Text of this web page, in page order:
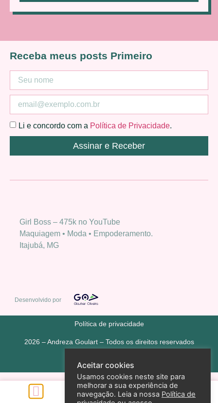
Girl Boss – 475k no YouTube
Maquiagem • Moda • Empoderamento.
Itajubá, MG
Receba meus posts Primeiro
Li e concordo com a Política de Privacidade.
Assinar e Receber
Desenvolvido por
Política de privacidade
2026 – Andreza Goulart – Todos os direitos reservados
Aceitar cookies
Usamos cookies neste site para
melhorar a sua experiência de
navegação. Leia a nossa Política de